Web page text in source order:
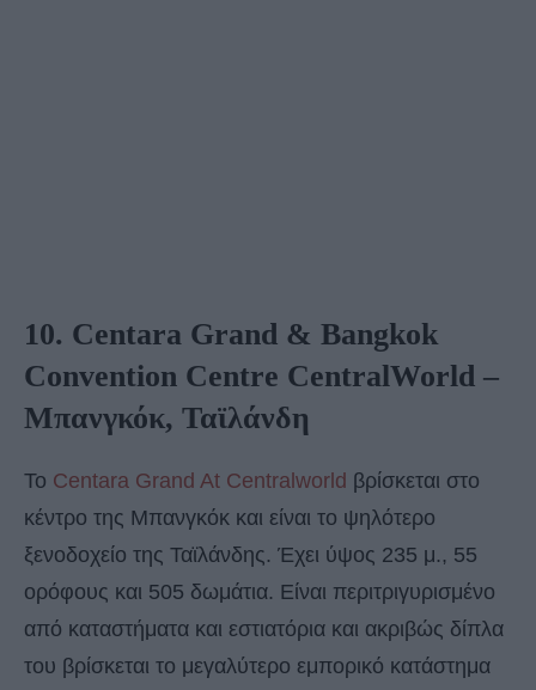
10. Centara Grand & Bangkok
Convention Centre CentralWorld –
Μπανγκόκ, Ταϊλάνδη
Το Centara Grand At Centralworld βρίσκεται στο
κέντρο της Μπανγκόκ και είναι το ψηλότερο
ξενοδοχείο της Ταϊλάνδης. Έχει ύψος 235 μ., 55
ορόφους και 505 δωμάτια. Είναι περιτριγυρισμένο
από καταστήματα και εστιατόρια και ακριβώς δίπλα
του βρίσκεται το μεγαλύτερο εμπορικό κατάστημα